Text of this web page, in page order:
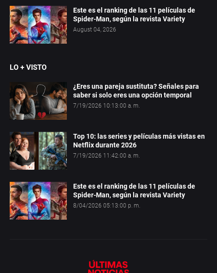
Este es el ranking de las 11 películas de
Spider-Man, según la revista Variety
August 04, 2026
LO + VISTO
¿Eres una pareja sustituta? Señales para
saber si solo eres una opción temporal
7/19/2026 10:13:00 a. m.
Top 10: las series y películas más vistas en
Netflix durante 2026
7/19/2026 11:42:00 a. m.
Este es el ranking de las 11 películas de
Spider-Man, según la revista Variety
8/04/2026 05:13:00 p. m.